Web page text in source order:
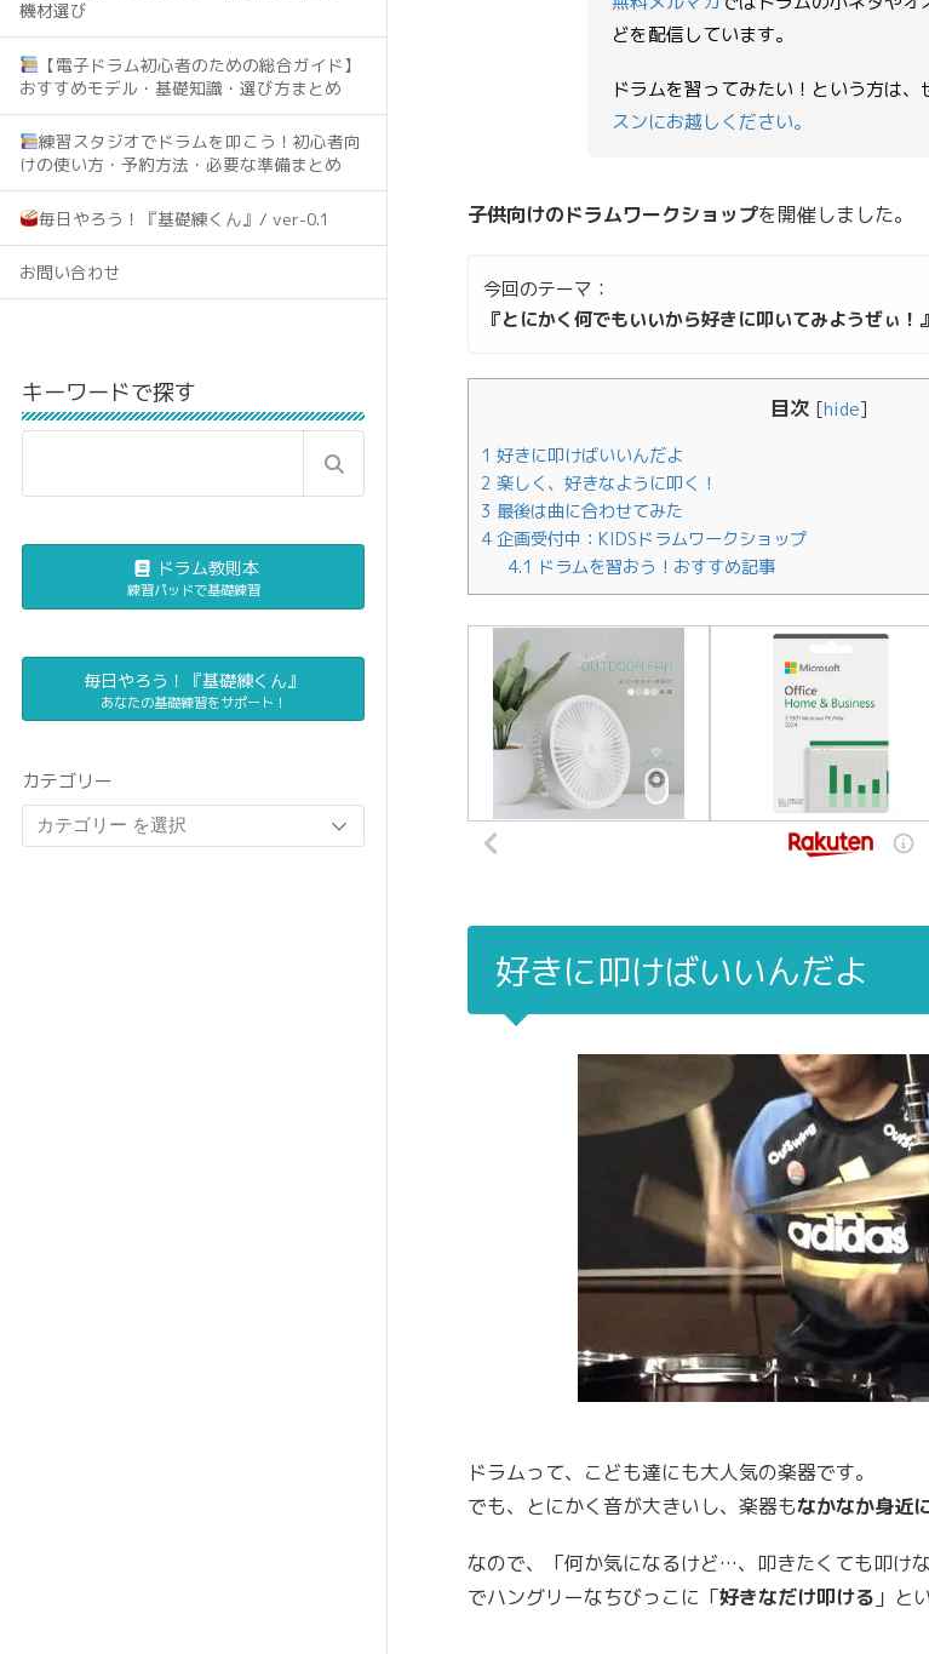
機材選び
【電子ドラム初心者のための総合ガイド】
おすすめモデル・基礎知識・選び方まとめ
練習スタジオでドラムを叩こう！初心者向
けの使い方・予約方法・必要な準備まとめ
毎日やろう！『基礎練くん』/ ver-0.1
お問い合わせ
キーワードで探す
ドラム教則本
練習パッドで基礎練習
毎日やろう！『基礎練くん』
あなたの基礎練習をサポート！
カテゴリー
どを配信しています。
ドラムを習ってみたい！という方は、
スンにお越しください。
子供向けのドラムワークショップを開催しました。
今回のテーマ：
『とにかく何でもいいから好きに叩いてみようぜぃ！』
目次 [hide]
1 好きに叩けばいいんだよ
2 楽しく、好きなように叩く！
3 最後は曲に合わせてみた
4 企画受付中：KIDSドラムワークショップ
4.1 ドラムを習おう！おすすめ記事
好きに叩けばいいんだよ
ドラムって、こども達にも大人気の楽器です。
でも、とにかく音が大きいし、楽器もなかなか身近
なので、「何か気になるけど…、叩きたくても叩け
でハングリーなちびっこに「好きなだけ叩ける 」と